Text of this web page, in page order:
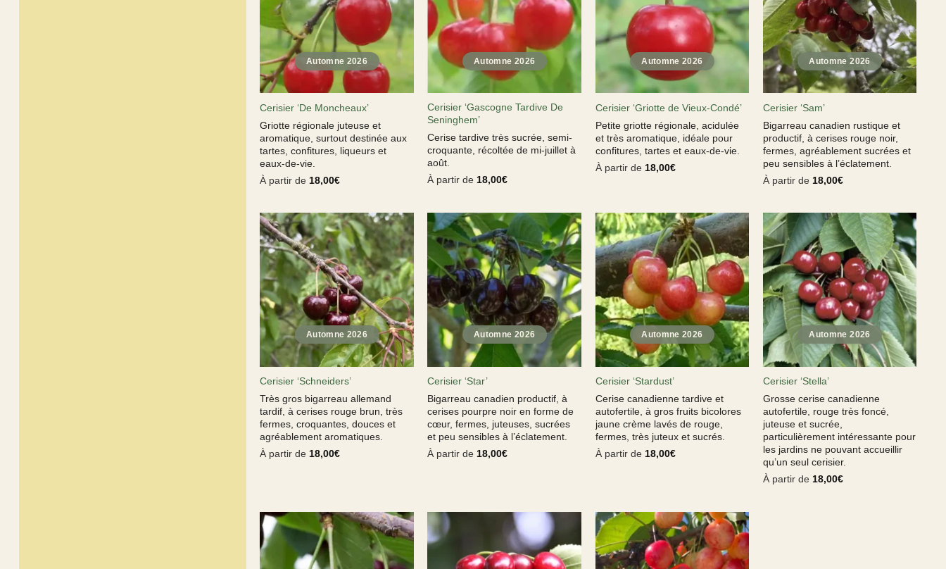
Cerisier ‘De Moncheaux’
Griotte régionale juteuse et
aromatique, surtout destinée aux
tartes, confitures, liqueurs et
eaux-de-vie.
À partir de 18,00€
Cerisier ‘Gascogne Tardive De
Seninghem’
Cerise tardive très sucrée, semi-
croquante, récoltée de mi-juillet à
août.
À partir de 18,00€
Cerisier ‘Griotte de Vieux-Condé’
Petite griotte régionale, acidulée
et très aromatique, idéale pour
confitures, tartes et eaux-de-vie.
À partir de 18,00€
Cerisier ‘Sam’
Bigarreau canadien rustique et
productif, à cerises rouge noir,
fermes, agréablement sucrées et
peu sensibles à l’éclatement.
À partir de 18,00€
Cerisier ‘Schneiders’
Très gros bigarreau allemand
tardif, à cerises rouge brun, très
fermes, croquantes, douces et
agréablement aromatiques.
À partir de18,00€
Cerisier ‘Star’
Bigarreau canadien productif, à
cerises pourpre noir en forme de
cœur, fermes, juteuses, sucrées
et peu sensibles à l’éclatement.
À partir de18,00€
Cerisier ‘Stardust’
Cerise canadienne tardive et
autofertile, à gros fruits bicolores
jaune crème lavés de rouge,
fermes, très juteux et sucrés.
À partir de 18,00€
Cerisier ‘Stella’
Grosse cerise canadienne
autofertile, rouge très foncé,
juteuse et sucrée,
particulièrement intéressante pour
les jardins ne pouvant accueillir
qu’un seul cerisier.
À partir de 18,00€